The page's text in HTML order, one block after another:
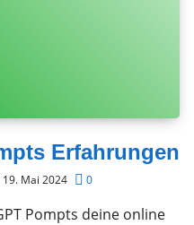
Erfahrungen
19. Mai 2024 0
Pompts deine online